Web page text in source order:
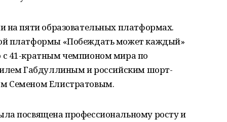
на пяти образовательных платформах.
платформы «Побеждать может каждый»
41-кратным чемпионом мира по
Габдуллиным и российским шорт-
Семеном Елистратовым.
посвящена профессиональному росту и